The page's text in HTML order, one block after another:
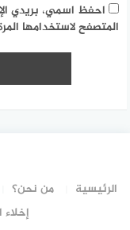
احفظ اسمي، بريدي
المتصفح لاستخدامها
الرئيسية من نحن؟